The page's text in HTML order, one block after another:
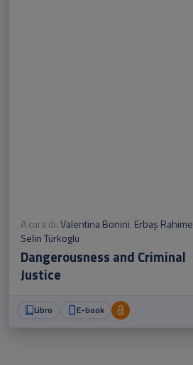
A cura di:Valentina Bonini, Erbaş Rahime
Selin Türkoglu
Dangerousness and Criminal
Justice
Libro E-book